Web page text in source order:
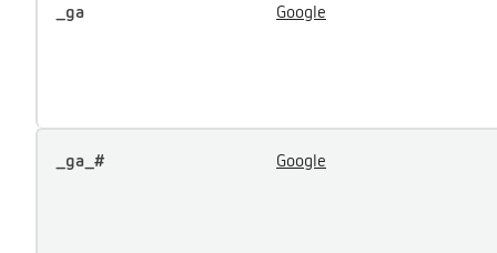
_ga Google
_ga_# Google